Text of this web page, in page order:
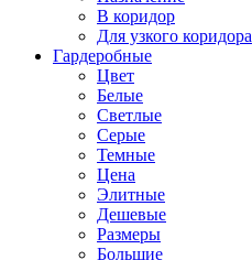
В коридор
Для узкого коридора
Гардеробные
Цвет
Белые
Светлые
Серые
Темные
Цена
Элитные
Дешевые
Размеры
Большие